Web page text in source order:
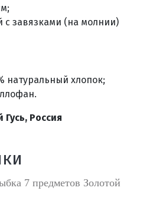
с завязками (на молнии)
натуральный хлопок;
Россия
7 предметов Золотой